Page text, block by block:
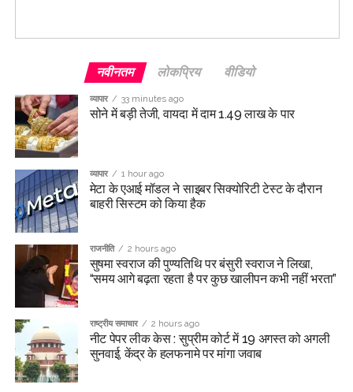
नवीनतम लोकप्रिय वीडियो
व्यापार 33 minutes ago
सोने में बड़ी तेजी, वायदा में दाम 1.49 लाख के पार
व्यापार 1 hour ago
मेटा के एआई मॉडल ने साइबर सिक्योरिटी टेस्ट के दौरान
बाहरी सिस्टम को किया हैक
राजनीति 2 hours ago
सुषमा स्वराज की पुण्यतिथि पर बंसुरी स्वराज ने लिखा,
“समय आगे बढ़ता रहता है पर कुछ खालीपन कभी नहीं भरता”
राष्ट्रीय समाचार 2 hours ago
नीट पेपर लीक केस : सुप्रीम कोर्ट में 19 अगस्त को अगली
सुनवाई, केंद्र के हलफनामे पर मांगा जवाब